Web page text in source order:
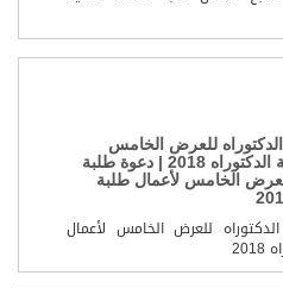
للعرض الخامس
لأعمال طلبة الدكتوراه 2018 | دعوة طلبة
للعرض الخامس لأعمال طلبة
للعرض الخامس لأعمال